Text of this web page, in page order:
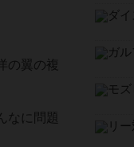
の翼の複
なに問題